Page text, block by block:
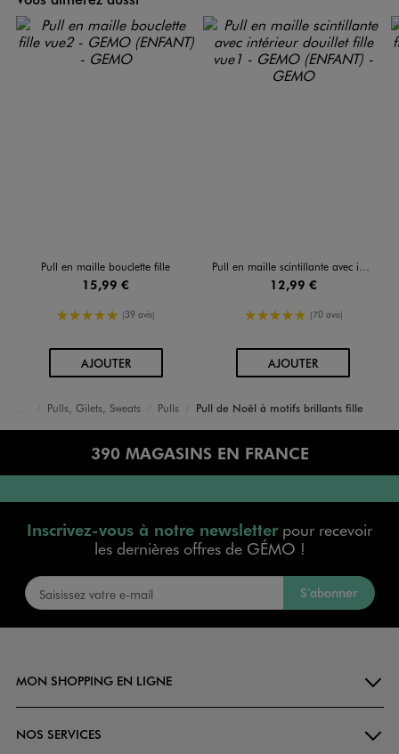
Pull en maille bouclette fille
15,99 €
5/5 de moyenne
(39 avis)
AJOUTERAU PANIER
Pull en maille scintillante avec intérieur douillet fille
12,99 €
5/5 de moyenne
(70 avis)
AJOUTERAU PANIER
Pulls, Gilets, Sweats Pulls Pull de Noël à motifs brillants fille
390 MAGASINS EN FRANCE
Inscrivez-vous à notre newsletterpour recevoir
les dernières offres de GÉMO !
S’abonner
MON SHOPPING EN LIGNE
NOS SERVICES